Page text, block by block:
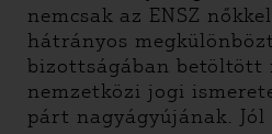
nemcsak az ENSZ
hátrányos
bizottságában betöltött
nemzetközi jogi
párt nagyágyújának.